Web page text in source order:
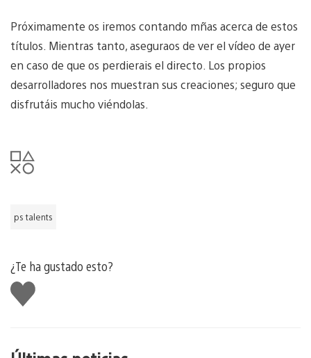
Próximamente os iremos contando mñas acerca de estos
títulos. Mientras tanto, aseguraos de ver el vídeo de ayer
en caso de que os perdierais el directo. Los propios
desarrolladores nos muestran sus creaciones; seguro que
disfrutáis mucho viéndolas.
ps talents
¿Te ha gustado esto?
Me
gusta
esto